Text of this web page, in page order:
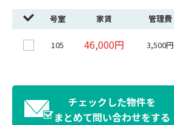
号室 家賃 管理費
105 46,000円 3,500円
チェックした物件を
まとめて問い合わせをする